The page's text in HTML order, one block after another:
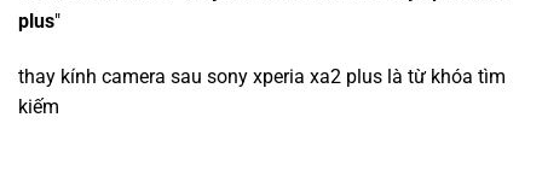
plus"
thay kính camera sau sony xperia xa2 plus là từ khóa tìm
kiếm